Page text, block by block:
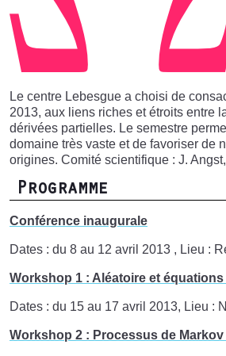
Le centre Lebesgue a choisi de
2013, aux liens riches et étroits entre
dérivées partielles. Le semestre
domaine très vaste et de favoriser de
origines. Comité scientifique : J.
Programme
Conférence inaugurale
Dates : du 8 au 12 avril 2013 , Lieu :
Workshop 1 : Aléatoire et
Dates : du 15 au 17 avril 2013, Lieu :
Workshop 2 : Processus de